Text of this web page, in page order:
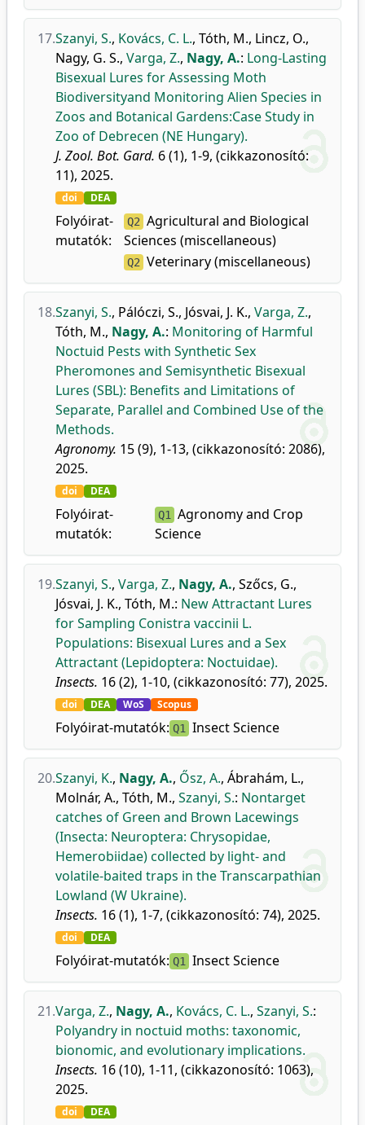
17.Szanyi, S., Kovács, C. L., Tóth, M., Lincz, O.,
Nagy, G. S., Varga, Z., Nagy, A.: Long-Lasting
Bisexual Lures for Assessing Moth
Biodiversityand Monitoring Alien Species in
Zoos and Botanical Gardens:Case Study in
Zoo of Debrecen (NE Hungary).
J. Zool. Bot. Gard. 6 (1), 1-9, (cikkazonosító:
11), 2025.
doi DEA
Folyóirat-
mutatók:
Q2 Agricultural and Biological
Sciences (miscellaneous)
Q2 Veterinary (miscellaneous)
18.Szanyi, S., Pálóczi, S., Jósvai, J. K., Varga, Z.,
Tóth, M., Nagy, A.: Monitoring of Harmful
Noctuid Pests with Synthetic Sex
Pheromones and Semisynthetic Bisexual
Lures (SBL): Benefits and Limitations of
Separate, Parallel and Combined Use of the
Methods.
Agronomy. 15 (9), 1-13, (cikkazonosító: 2086),
2025.
doi DEA
Folyóirat-
mutatók:
Q1
Agronomy and Crop
Science
19.Szanyi, S., Varga, Z., Nagy, A., Szőcs, G.,
Jósvai, J. K., Tóth, M.: New Attractant Lures
for Sampling Conistra vaccinii L.
Populations: Bisexual Lures and a Sex
Attractant (Lepidoptera: Noctuidae).
Insects. 16 (2), 1-10, (cikkazonosító: 77), 2025.
doi DEA WoS Scopus
Folyóirat-mutatók: Q1 Insect Science
20.Szanyi, K., Nagy, A., Ősz, A., Ábrahám, L.,
Molnár, A., Tóth, M., Szanyi, S.: Nontarget
catches of Green and Brown Lacewings
(Insecta: Neuroptera: Chrysopidae,
Hemerobiidae) collected by light- and
volatile-baited traps in the Transcarpathian
Lowland (W Ukraine).
Insects. 16 (1), 1-7, (cikkazonosító: 74), 2025.
doi DEA
Folyóirat-mutatók: Q1 Insect Science
21.Varga, Z., Nagy, A., Kovács, C. L., Szanyi, S.:
Polyandry in noctuid moths: taxonomic,
bionomic, and evolutionary implications.
Insects. 16 (10), 1-11, (cikkazonosító: 1063),
2025.
doi DEA